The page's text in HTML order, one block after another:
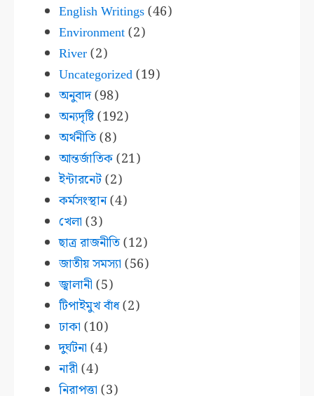
English Writings(46)
Environment(2)
River(2)
Uncategorized(19)
অনুবাদ(98)
অন্যদৃষ্টি(192)
অর্থনীতি(8)
আন্তর্জাতিক(21)
ইন্টারনেট(2)
কর্মসংস্থান(4)
খেলা (3)
ছাত্র রাজনীতি(12)
জাতীয় সমস্যা (56)
জ্বালানী (5)
টিপাইমুখ বাঁধ(2)
ঢাকা (10)
দুর্ঘটনা (4)
নারী (4)
নিরাপত্তা (3)